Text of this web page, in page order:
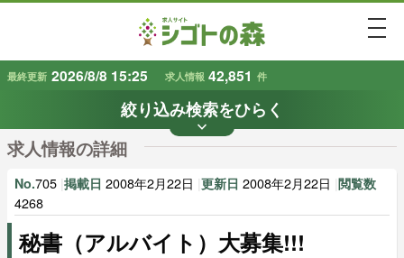
最終更新 2026/8/8 15:25 求人情報 42,851 件
絞り込み検索をひらく
keyboard_arrow_down
条件から探す
地域で探す 業種 で探す
雇用形態 で探す 賃金で探す
求人情報の詳細
No.705 掲載日 2008年2月22日 更新日 2008年2月22日 閲覧数
4268
秘書（アルバイト）大募集!!!